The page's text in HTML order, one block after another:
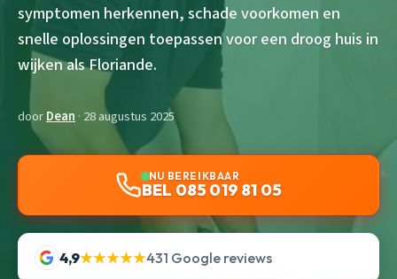
symptomen herkennen, schade voorkomen en
snelle oplossingen toepassen voor een droog huis in
wijken als Floriande.
doorDean · 28 augustus 2025
NU BEREIKBAAR
BEL 085 019 81 05
4,9★★★★★431 Google reviews